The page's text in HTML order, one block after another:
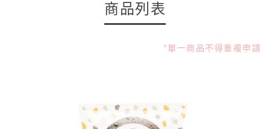
商品列表
*單一商品不得重複申請